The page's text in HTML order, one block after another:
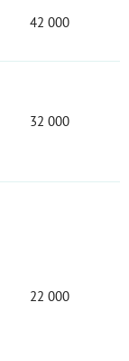
42 000
32 000
22 000